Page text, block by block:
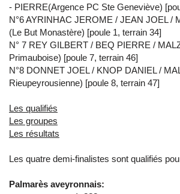
- PIERRE(Argence PC Ste Geneviève)
N°6 AYRINHAC JEROME / JEAN JOEL /
(Le But Monastère) [poule 1, terrain 34]
N° 7 REY GILBERT / BEQ PIERRE /
Primauboise) [poule 7, terrain 46]
N°8 DONNET JOEL / KNOP DANIEL /
Rieupeyrousienne) [poule 8, terrain 47]
Les qualifiés
Les groupes
Les résultats
Les quatre demi-finalistes sont qualifiés
Palmarès aveyronnais: